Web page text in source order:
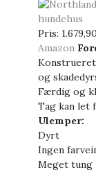
Pris:
Amazon
og
Færdig og
Tag kan let
Ulemper:
Dyrt
Ingen
Meget tung